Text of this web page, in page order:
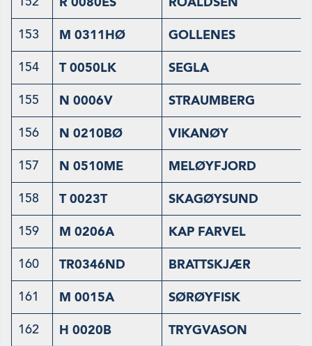
153 M 0311HØ GOLLENES
154 T 0050LK SEGLA
155 N 0006V STRAUMBERG
156 N 0210BØ VIKANØY
157 N 0510ME MELØYFJORD
158 T 0023T SKAGØYSUND
159 M 0206A KAP FARVEL
160 TR0346ND BRATTSKJÆR
161 M 0015A SØRØYFISK
162 H 0020B TRYGVASON